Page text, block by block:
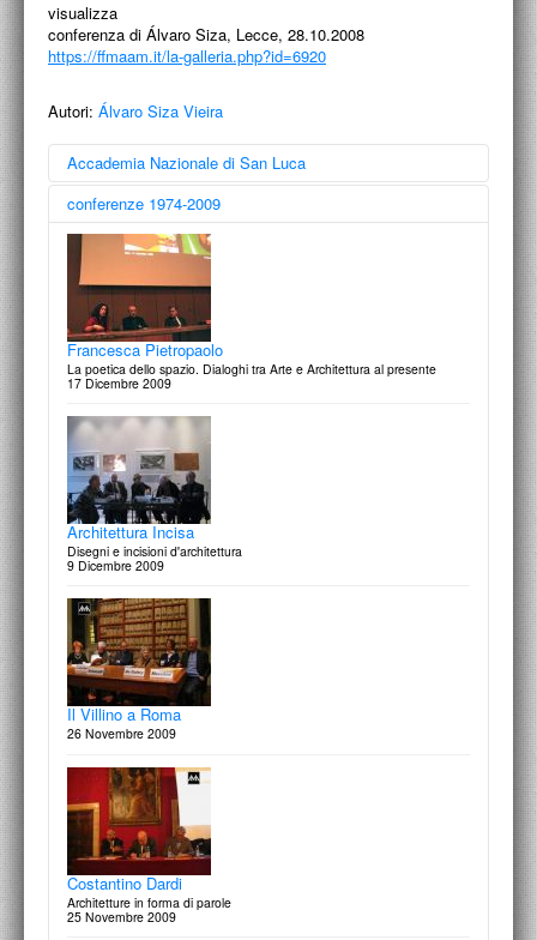
visualizza
conferenza di Álvaro Siza, Lecce, 28.10.2008
https://ffmaam.it/la-galleria.php?id=6920
Autori: Álvaro Siza Vieira
Accademia Nazionale di San Luca
Gillo Dorfles: Roma Doma ?
conversazione con Aldo Colonetti e Francesco Moschini
26 novembre 2013
Carolyn Christov-Bakargiev | dOCUMENTA (13)
Raccogliere Insieme: Tempo, Corpo, Spazio e Luoghi
7 marzo 2013
Paolo Rosa_Studio Azzurro: Memoria e Musei di
narrazione
1° lezione del corso Memoria | Progetto di Memoria (curatore Francesco
Moschini)
4 Dicembre 2012
conferenze 1974-2009
Francesca Pietropaolo
La poetica dello spazio. Dialoghi tra Arte e Architettura al presente
17 Dicembre 2009
Architettura Incisa
Disegni e incisioni d'architettura
9 Dicembre 2009
Il Villino a Roma
26 Novembre 2009
Costantino Dardi
Architetture in forma di parole
25 Novembre 2009